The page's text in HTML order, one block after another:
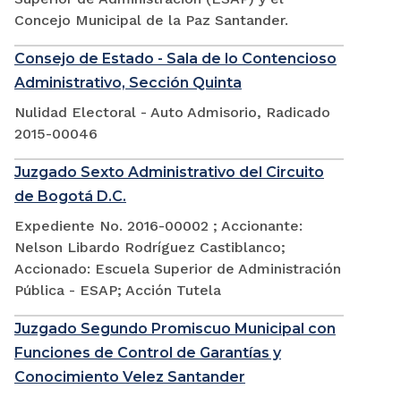
Concejo Municipal de la Paz Santander.
Consejo de Estado - Sala de lo Contencioso
Administrativo, Sección Quinta
Nulidad Electoral - Auto Admisorio, Radicado
2015-00046
Juzgado Sexto Administrativo del Circuito
de Bogotá D.C.
Expediente No. 2016-00002 ; Accionante:
Nelson Libardo Rodríguez Castiblanco;
Accionado: Escuela Superior de Administración
Pública - ESAP; Acción Tutela
Juzgado Segundo Promiscuo Municipal con
Funciones de Control de Garantías y
Conocimiento Velez Santander